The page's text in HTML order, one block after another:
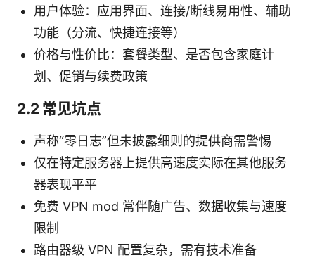
用户体验：应用界面、连接/断线易用性、辅助
功能（分流、快捷连接等）
价格与性价比：套餐类型、是否包含家庭计
划、促销与续费政策
2.2 常见坑点
声称“零日志”但未披露细则的提供商需警惕
仅在特定服务器上提供高速度实际在其他服务
器表现平平
免费 VPN mod 常伴随广告、数据收集与速度
限制
路由器级 VPN 配置复杂，需有技术准备